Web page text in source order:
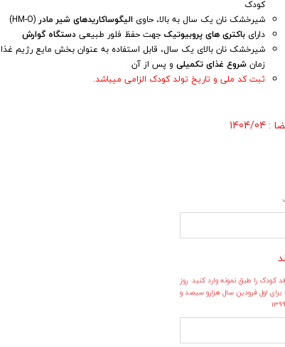
کودک
شیرخشک نان یک سال به بالا، حاوی الیگوساکاریدهای شیر مادر (HM-O)
دارای باکتری های پروبیوتیک جهت حفظ فلور طبیعیدستگاه گوارش
شیرخشک نان بالای یک سال، قابل استفاده به عنوان بخش مایع رژیم
زمانشروع غذای تکمیلی و پس از آن
ثبت کد ملی و تاریخ تولد کودک الزامی میباشد.
: 1404/04
کودک را طبق نمونه وارد کنید. روز
برای اول فرودین سال هزارو سیصد و